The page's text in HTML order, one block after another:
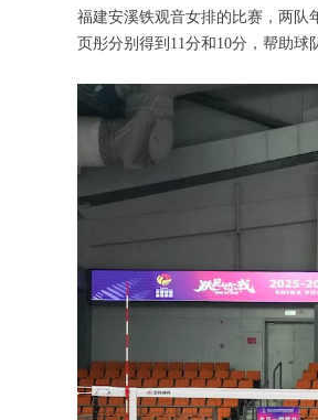
福建安溪铁观音女排的比赛，两队
页彤分别得到11分和10分，帮助